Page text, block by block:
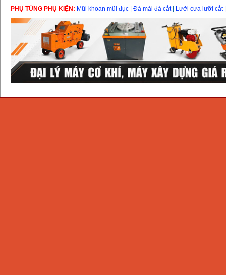
PHỤ TÙNG PHỤ KIỆN: Mũi khoan mũi đục Đá mài đá cắt| Lưỡi cưa lưỡi cắt